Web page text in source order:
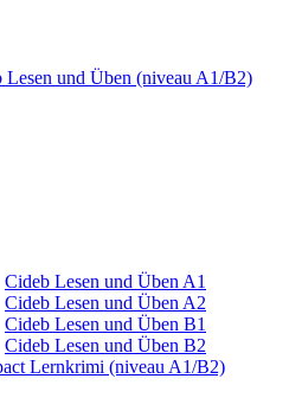
Lesen und Üben (niveau A1/B2)
Cideb Lesen und Üben A1
Cideb Lesen und Üben A2
Cideb Lesen und Üben B1
Cideb Lesen und Üben B2
Lernkrimi (niveau A1/B2)